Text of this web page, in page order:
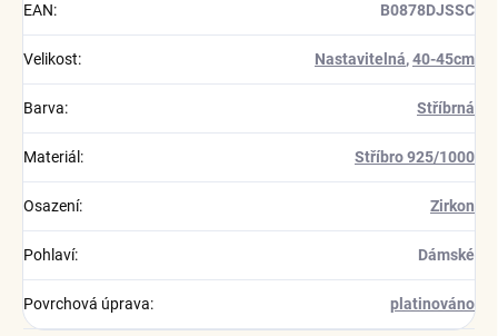
EAN: B0878DJSSC
Velikost: Nastavitelná,40-45cm
Barva: Stříbrná
Materiál : Stříbro 925/1000
Osazení: Zirkon
Pohlaví: Dámské
Povrchová úprava: platinováno